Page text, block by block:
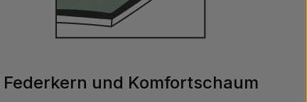
Federkern und Komfortschaum